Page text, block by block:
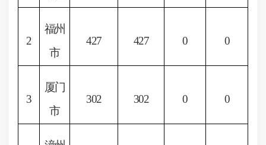
2
福州
市
427 427 0 0
3
厦门
市
302 302 0 0